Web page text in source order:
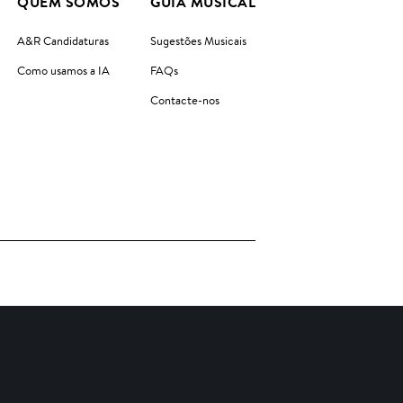
A&R Candidaturas
Como usamos a IA
Sugestões Musicais
FAQs
Contacte-nos